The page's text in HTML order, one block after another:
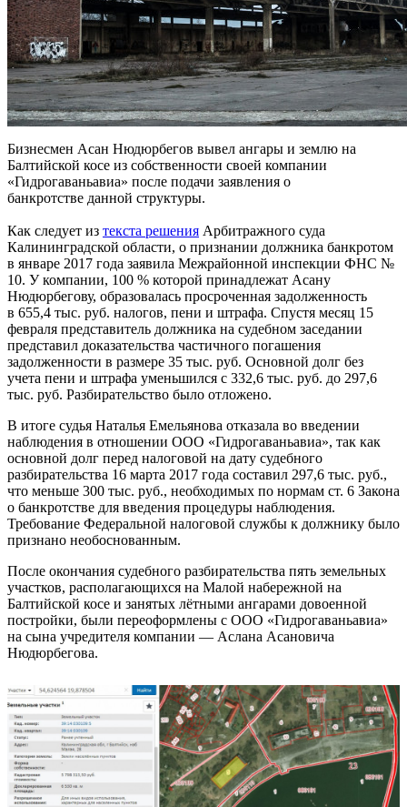
Бизнесмен Асан Нюдюрбегов вывел ангары и землю на
Балтийской косе из собственности своей компании
«Гидрогаваньавиа» после подачи заявления о
банкротстве данной структуры.
Как следует из текста решения Арбитражного суда
Калининградской области, о признании должника банкротом
в январе 2017 года заявила Межрайонной инспекции ФНС №
10. У компании, 100 % которой принадлежат Асану
Нюдюрбегову, образовалась просроченная задолженность
в 655,4 тыс. руб. налогов, пени и штрафа. Спустя месяц 15
февраля представитель должника на судебном заседании
представил доказательства частичного погашения
задолженности в размере 35 тыс. руб. Основной долг без
учета пени и штрафа уменьшился с 332,6 тыс. руб. до 297,6
тыс. руб. Разбирательство было отложено.
В итоге судья Наталья Емельянова отказала во введении
наблюдения в отношении ООО «Гидрогаваньавиа», так как
основной долг перед налоговой на дату судебного
разбирательства 16 марта 2017 года составил 297,6 тыс. руб.,
что меньше 300 тыс. руб., необходимых по нормам ст. 6 Закона
о банкротстве для введения процедуры наблюдения.
Требование Федеральной налоговой службы к должнику было
признано необоснованным.
После окончания судебного разбирательства пять земельных
участков, располагающихся на Малой набережной на
Балтийской косе и занятых лётными ангарами довоенной
постройки, были переоформлены с ООО «Гидрогаваньавиа»
на сына учредителя компании — Аслана Асановича
Нюдюрбегова.